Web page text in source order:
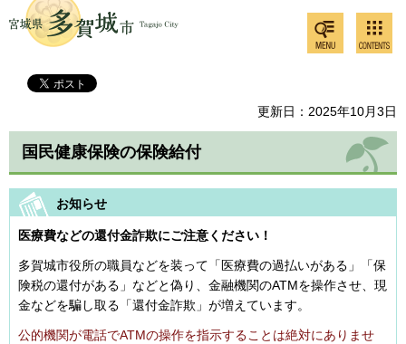
多賀城市
ンツメ
ニュー
共通メ
ニュー
更新日：2025年10月3日
国民健康保険の保険給付
お知らせ
医療費などの還付金詐欺にご注意ください！
多賀城市役所の職員などを装って「医療費の過払いがある」「保
険税の還付がある」などと偽り、金融機関のATMを操作させ、現
金などを騙し取る「還付金詐欺」が増えています。
公的機関が電話でATMの操作を指示することは絶対にありませ